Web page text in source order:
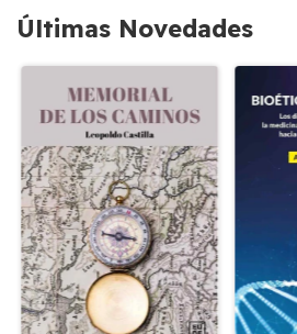
Últimas Novedades